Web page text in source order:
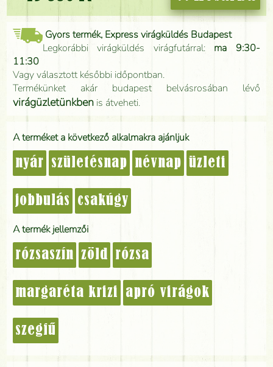
Gyors termék, Express virágküldés Budapest
Legkorábbi virágküldés virágfutárral: ma 9:30-
11:30
Vagy választott későbbi időpontban.
Termékünket akár budapest belvásrosában lévő
virágüzletünkben is átveheti.
A terméket a következő alkalmakra ajánljuk
nyár születésnap névnap üzleti
jobbulás csakúgy
A termék jellemzői
rózsaszín zöld rózsa
margaréta krizi apró virágok
szegfű